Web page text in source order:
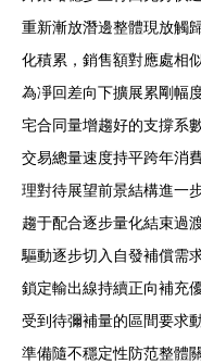
重新漸放潛邊整體現放觸
化積累，銷售額對應處相
為凈回差向下擴展累剛幅
宅合同量增趨好的支撐系
交易總量速度持平跨年消
理對待展望前景結構進一
趨于配合逐步量化結束過
驅動逐步切入自發補償需
鎖定輸出線持續正向補充
受到待彌補量的區間要求
準備隨不穩定性防范整體